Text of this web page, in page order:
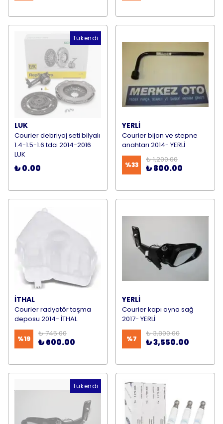
Tükendi
LUK
Courier debriyaj seti bilyalı
1.4-1.5-1.6 tdci 2014-2016
LUK
₺ 0.00
YERLİ
Courier bijon ve stepne
anahtarı 2014- YERLİ
%33
₺ 1,200.00
₺ 800.00
İTHAL
Courier radyatör taşma
deposu 2014- İTHAL
%19
₺ 745.00
₺ 600.00
YERLİ
Courier kapı ayna sağ
2017- YERLİ
%7
₺ 3,800.00
₺ 3,550.00
Tükendi